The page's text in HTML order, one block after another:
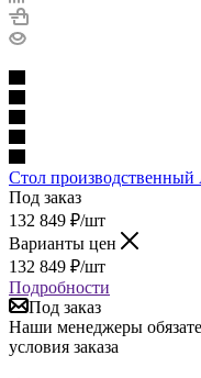
Стол
Под заказ
132 849 ₽/шт
Варианты цен
132 849 ₽/шт
Подробности
Под заказ
Наши менеджеры
условия заказа